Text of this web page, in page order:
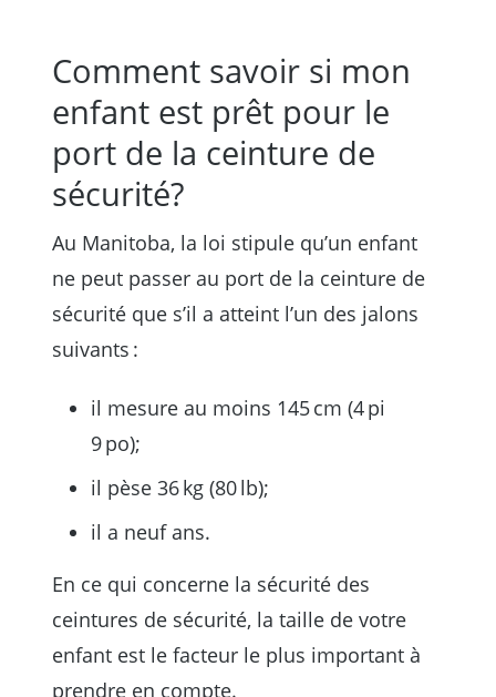
Comment savoir si mon
enfant est prêt pour le
port de la ceinture de
sécurité?
Au Manitoba, la loi stipule qu’un enfant
ne peut passer au port de la ceinture de
sécurité que s’il a atteint l’un des jalons
suivants :
il mesure au moins 145 cm (4 pi
9 po);
il pèse 36 kg (80 lb);
il a neuf ans.
En ce qui concerne la sécurité des
ceintures de sécurité, la taille de votre
enfant est le facteur le plus important à
prendre en compte.